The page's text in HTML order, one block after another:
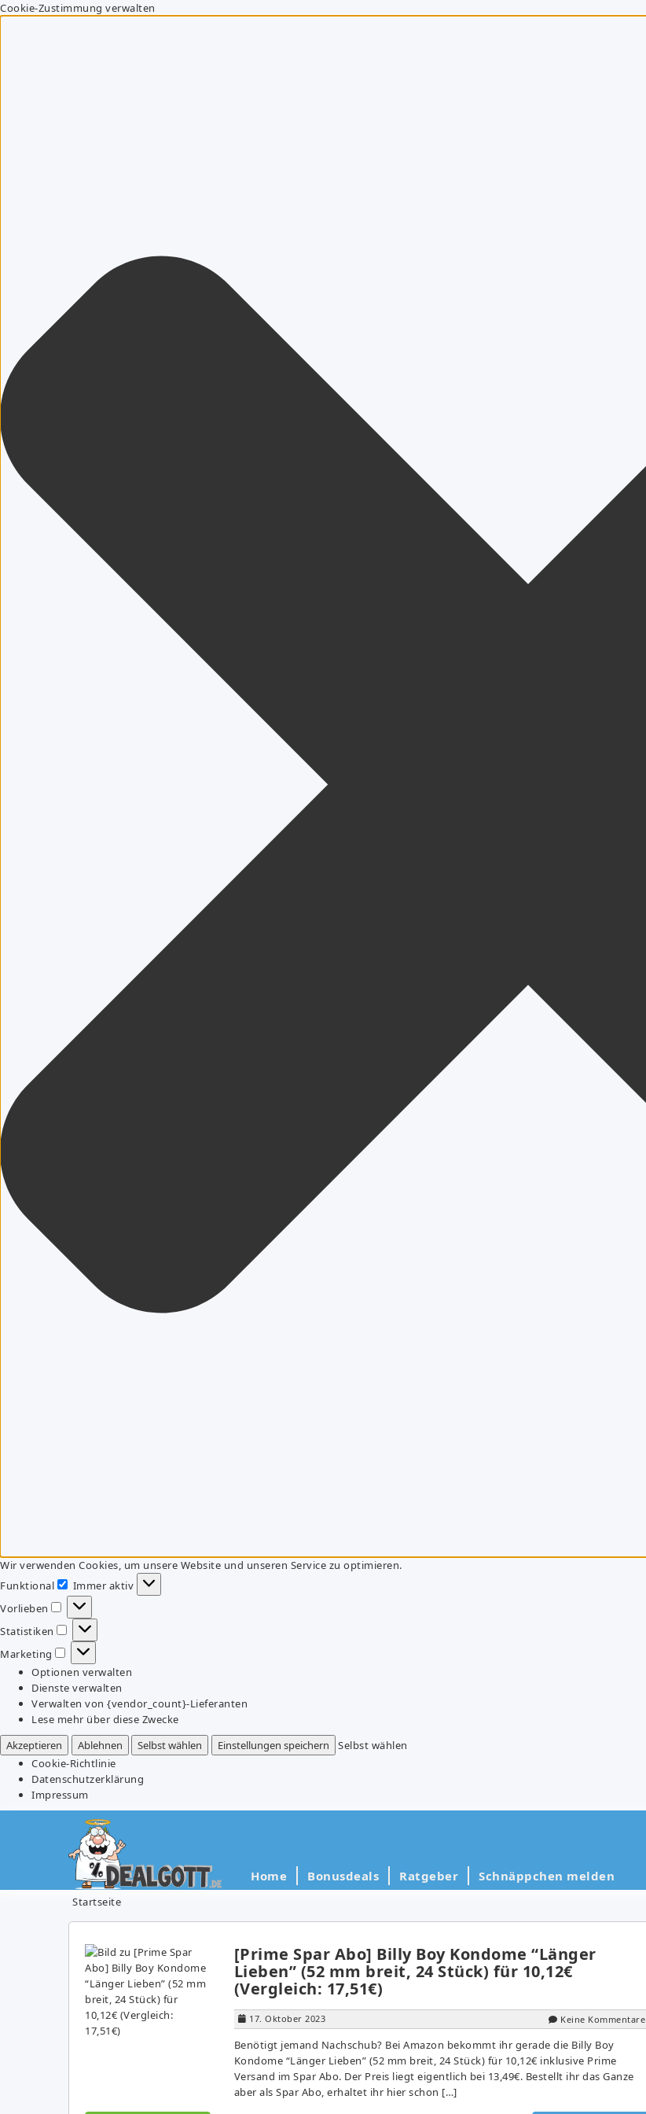
Cookie-Zustimmung verwalten
Wir verwenden Cookies, um unsere Website und unseren Service zu optimieren.
Funktional
Funktional
Immer aktiv
Vorlieben
Vorlieben
Statistiken
Statistiken
Marketing
Marketing
Optionen verwalten
Dienste verwalten
Verwalten von {vendor_count}-Lieferanten
Lese mehr über diese Zwecke
Akzeptieren
Ablehnen Selbst wählen Einstellungen speichern
Selbst wählen
Cookie-Richtlinie
Datenschutzerklärung
Impressum
Home Bonusdeals Ratgeber Schnäppchen melden
Startseite
[Prime Spar Abo] Billy Boy Kondome “Länger
Lieben” (52 mm breit, 24 Stück) für 10,12€
(Vergleich: 17,51€)
17. Oktober 2023 Keine Kommentare
Benötigt jemand Nachschub? Bei Amazon bekommt ihr gerade die Billy Boy
Kondome “Länger Lieben” (52 mm breit, 24 Stück) für 10,12€ inklusive Prime
Versand im Spar Abo. Der Preis liegt eigentlich bei 13,49€. Bestellt ihr das Ganze
aber als Spar Abo, erhaltet ihr hier schon […]